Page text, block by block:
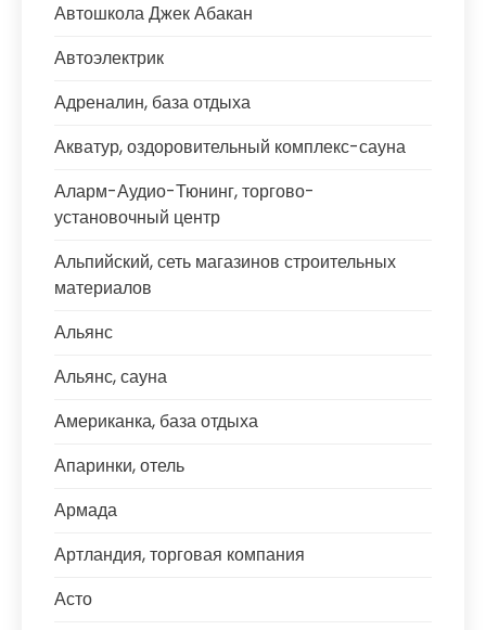
Автошкола Джек Абакан
Автоэлектрик
Адреналин, база отдыха
Акватур, оздоровительный комплекс-сауна
Аларм-Аудио-Тюнинг, торгово-
установочный центр
Альпийский, сеть магазинов строительных
материалов
Альянс
Альянс, сауна
Американка, база отдыха
Апаринки, отель
Армада
Артландия, торговая компания
Асто